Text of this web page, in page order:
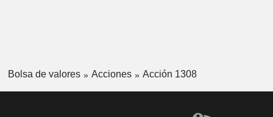
Bolsa de valores Acciones Acción 1308